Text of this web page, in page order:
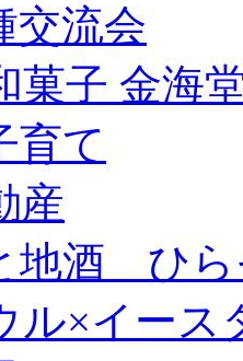
交流会
菓子 金海
育て
産
地酒 ひら
ル×イース